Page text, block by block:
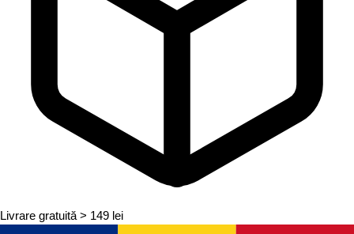
Livrare gratuită > 149 lei